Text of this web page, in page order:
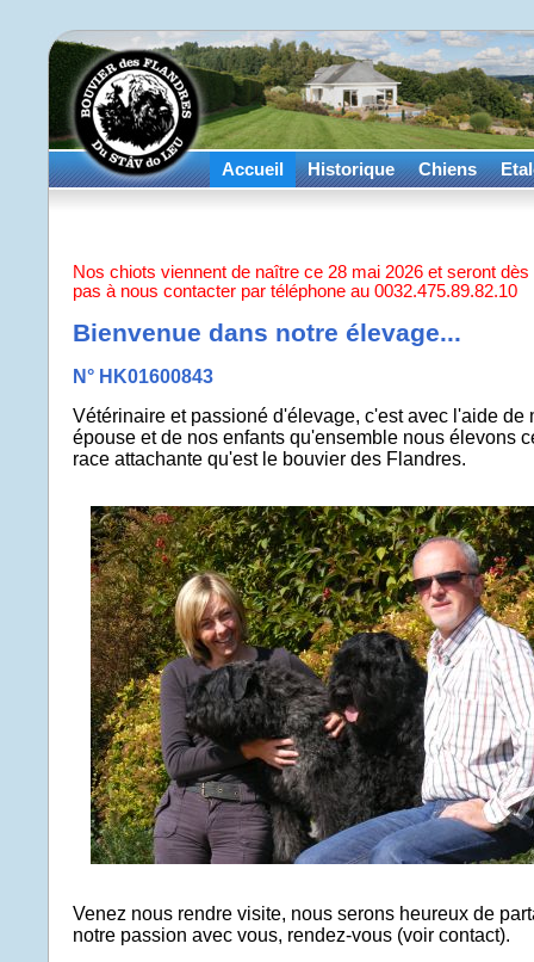
Accueil Historique Chiens
Nos chiots viennent de naître ce 28 mai 2026 et seront
pas à nous contacter par téléphone au 0032.475.89.82.10
Bienvenue dans notre élevage...
N° HK01600843
Vétérinaire et passioné d'élevage, c'est avec l'aide de
épouse et de nos enfants qu'ensemble nous élevons
race attachante qu'est le bouvier des Flandres.
Venez nous rendre visite, nous serons heureux de
notre passion avec vous, rendez-vous (voir contact).